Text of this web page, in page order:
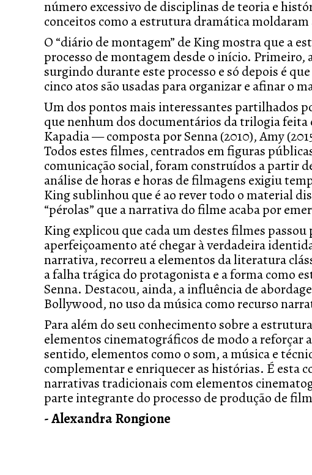
número excessivo de disciplinas de teoria e
conceitos como a estrutura dramática
O “diário de montagem” de King mostra que a
processo de montagem desde o início.
surgindo durante este processo e só depois é
cinco atos são usadas para organizar e afinar o
Um dos pontos mais interessantes partilhados
que nenhum dos documentários da trilogia feita
Kapadia — composta porSenna(2010),Amy
Todos estes filmes, centrados em figuras
comunicação social, foram construídos a partir
análise de horas e horas de filmagens exigiu
King sublinhou que é ao rever todo o material
“pérolas” que a narrativa do filme acaba por
King explicou que cada um destes filmes
aperfeiçoamento até chegar à verdadeira
narrativa, recorreu a elementos da literatura
a falha trágica do protagonista e a forma como
Senna. Destacou, ainda, a influência de
Bollywood, no uso da música como recurso
Para além do seu conhecimento sobre a
elementos cinematográficos de modo a reforçar
sentido, elementos como o som, a música e
complementar e enriquecer as histórias. É esta
narrativas tradicionais com elementos
parte integrante do processo de produção de
- Alexandra Rongione